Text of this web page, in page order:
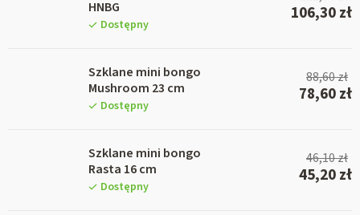
HNBG
Dostępny
106,30 zł
Szklane mini bongo
Mushroom 23 cm
Dostępny
88,60 zł
78,60 zł
Szklane mini bongo
Rasta 16 cm
Dostępny
46,10 zł
45,20 zł